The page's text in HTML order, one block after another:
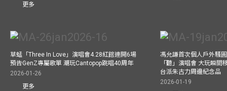
更多
草蜢「Three In Love」演唱會4.28紅館連開6場
預告GenZ專屬歌單 潮玩Cantopop跳唱40周年
2026-01-26
更多
馮允謙首次個人戶外騷
「聽」演唱會 大玩瞬
台派朱古力周邊紀念品
2026-01-19